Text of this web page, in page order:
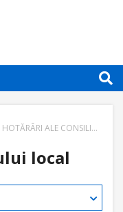
HOTĂRÂRI ALE CONSILIULUI LOCAL
local